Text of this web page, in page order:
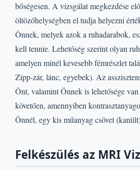
bőségesen. A vizsgálat megkezdése
öltözőhelységben el tudja helyezni
Önnek, melyek azok a ruhadarabok,
kell tennie. Lehetőség szerint olyan
amelyen minél kevesebb fémrészlet
Zipp-zár, lánc, egyebek). Az
Önt, valamint Önnek is lehetősége
követően, amennyiben
Önnél, egy kis műanyag csövet
Felkészülés az MRI